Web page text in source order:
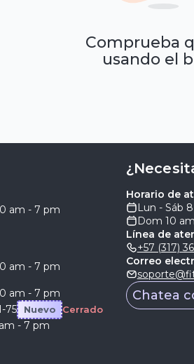
Comprueba
usando el
am - 7 pm
am - 7 pm
am - 7 pm
75
Nuevo Cerrado
- 7 pm
Horario de
Lun - Sáb
Dom 10
Línea de
+57 (317)
Correo
Chatea